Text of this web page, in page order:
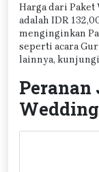
Harga dari Paket
adalah IDR
menginginkan
seperti acara
lainnya,
Peranan